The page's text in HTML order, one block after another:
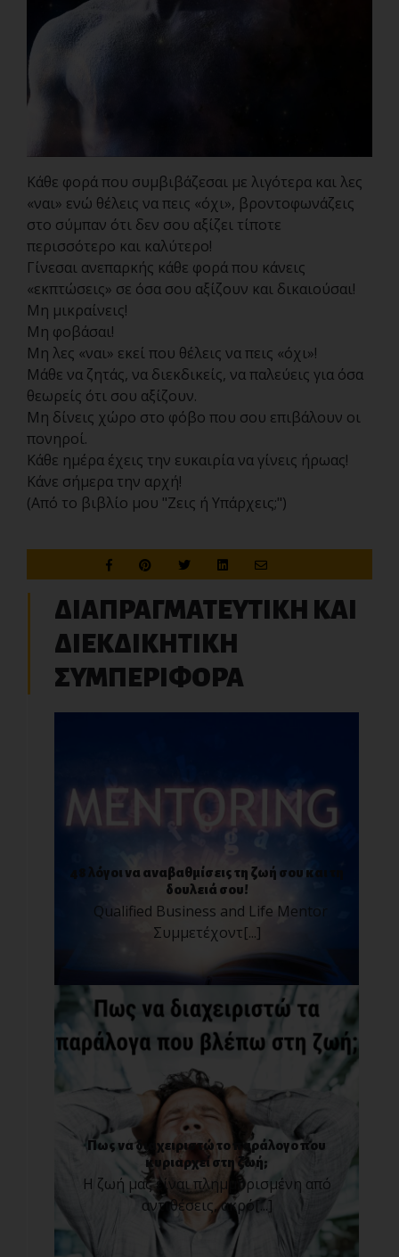
Κάθε φορά που συμβιβάζεσαι με λιγότερα και λες
«ναι» ενώ θέλεις να πεις «όχι», βροντοφωνάζεις
στο σύμπαν ότι δεν σου αξίζει τίποτε
περισσότερο και καλύτερο!
Γίνεσαι ανεπαρκής κάθε φορά που κάνεις
«εκπτώσεις» σε όσα σου αξίζουν και δικαιούσαι!
Μη μικραίνεις!
Μη φοβάσαι!
Μη λες «ναι» εκεί που θέλεις να πεις «όχι»!
Μάθε να ζητάς, να διεκδικείς, να παλεύεις για όσα
θεωρείς ότι σου αξίζουν.
Μη δίνεις χώρο στο φόβο που σου επιβάλουν οι
πονηροί.
Κάθε ημέρα έχεις την ευκαιρία να γίνεις ήρωας!
Κάνε σήμερα την αρχή!
(Από το βιβλίο μου "Ζεις ή Υπάρχεις;")
ΔΙΑΠΡΑΓΜΑΤΕΥΤΙΚΗ ΚΑΙ
ΔΙΕΚΔΙΚΗΤΙΚΗ
ΣΥΜΠΕΡΙΦΟΡΑ
48 λόγοι να αναβαθμίσεις τη ζωή σου και τη
δουλειά σου!
Qualified Business and Life Mentor
Συμμετέχοντ[...]
Πως να διαχειριστώ το παράλογο που
κυριαρχεί στη ζωή;
Η ζωή μας είναι πλημμυρισμένη από
αντιθέσεις, ακρό[...]